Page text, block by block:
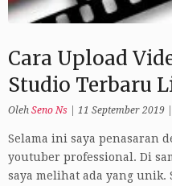
Cara Upload
Studio Terbaru
Oleh Seno Ns 11 September 2019
Selama ini saya penasaran
youtuber professional. Di
saya melihat ada yang